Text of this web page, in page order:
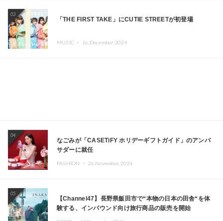
03
「THE FIRST TAKE」にCUTIE STREETが初登場
MUSIC ・ 16.December.2024
04
なごみが「CASETiFY ホリデーギフトガイド」のアンバ
サダーに就任
FASHION ・ 26.November.2024
05
【Channel47】長野県飯田市で“本物の日本の田舎“を体
験する、インバウンド向け旅行商品の販売を開始